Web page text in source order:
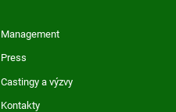
Management
Press
Castingy a výzvy
Kontakty